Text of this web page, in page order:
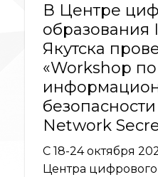
В Центре
образования
Якутска
«Workshop по
Network
С 18-24 октября
Центра